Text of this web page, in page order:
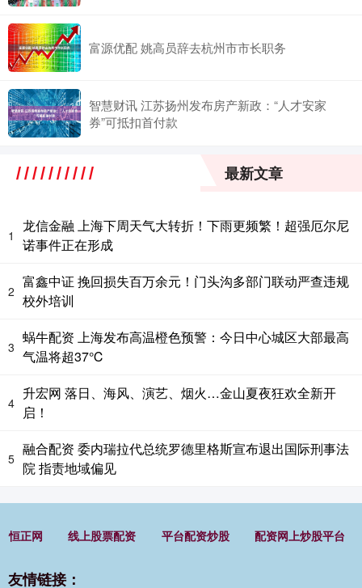
富源优配 姚高员辞去杭州市市长职务
智慧财讯 江苏扬州发布房产新政：“人才安家
券”可抵扣首付款
最新文章
1
龙信金融 上海下周天气大转折！下雨更频繁！超强厄尔尼
诺事件正在形成
2
富鑫中证 挽回损失百万余元！门头沟多部门联动严查违规
校外培训
3
蜗牛配资 上海发布高温橙色预警：今日中心城区大部最高
气温将超37℃
4
升宏网 落日、海风、演艺、烟火…金山夏夜狂欢全新开
启！
5
融合配资 委内瑞拉代总统罗德里格斯宣布退出国际刑事法
院 指责地域偏见
恒正网 线上股票配资 平台配资炒股 配资网上炒股平台
友情链接：